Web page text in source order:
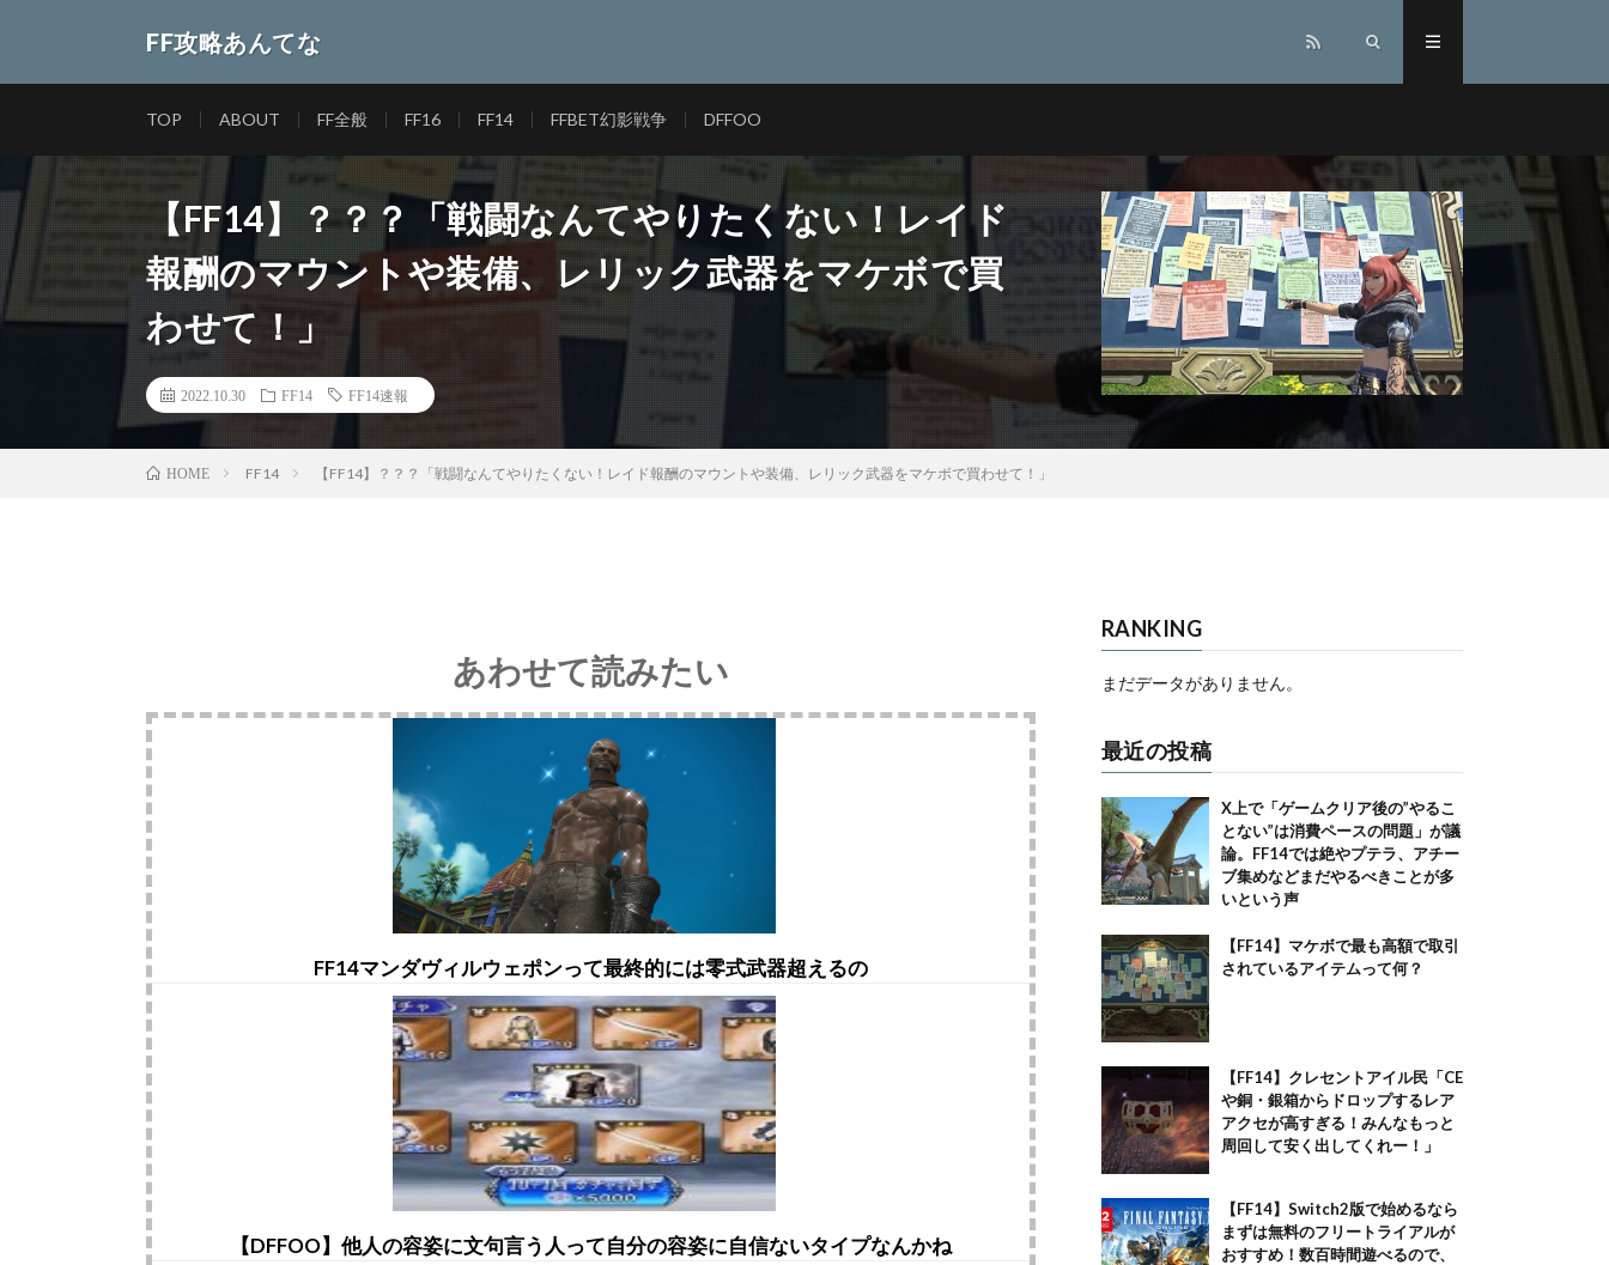
FF攻略あんてな
TOP ABOUT FF全般 FF16 FF14 FFBET幻影戦争 DFFOO
【FF14】？？？「戦闘なんてやりたくない！レイド
報酬のマウントや装備、レリック武器をマケボで買
わせて！」
2022.10.30 FF14 FF14速報
HOME FF14 【FF14】？？？「戦闘なんてやりたくない！レイド報酬のマウントや装備、レリック武器をマケボで買わせて！」
あわせて読みたい
FF14マンダヴィルウェポンって最終的には零式武器超えるの
【DFFOO】他人の容姿に文句言う人って自分の容姿に自信ないタイプなんかね
RANKING
まだデータがありません。
最近の投稿
X上で「ゲームクリア後の”やるこ
とない”は消費ペースの問題」が議
論。FF14では絶やプテラ、アチー
ブ集めなどまだやるべきことが多
いという声
【FF14】マケボで最も高額で取引
されているアイテムって何？
【FF14】クレセントアイル民「CE
や銅・銀箱からドロップするレア
アクセが高すぎる！みんなもっと
周回して安く出してくれー！」
【FF14】Switch2版で始めるなら
まずは無料のフリートライアルが
おすすめ！数百時間遊べるので、